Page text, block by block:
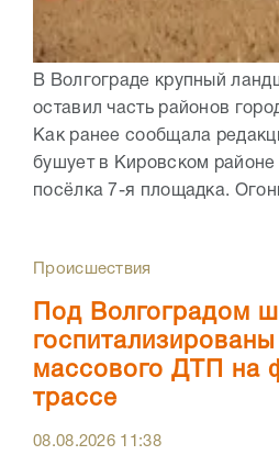
В Волгограде крупный
оставил часть районов
Как ранее сообщала
бушует в Кировском районе
посёлка 7-я площадка.
Происшествия
Под Волгоградом
массового ДТП на
трассе
08.08.2026 11:38